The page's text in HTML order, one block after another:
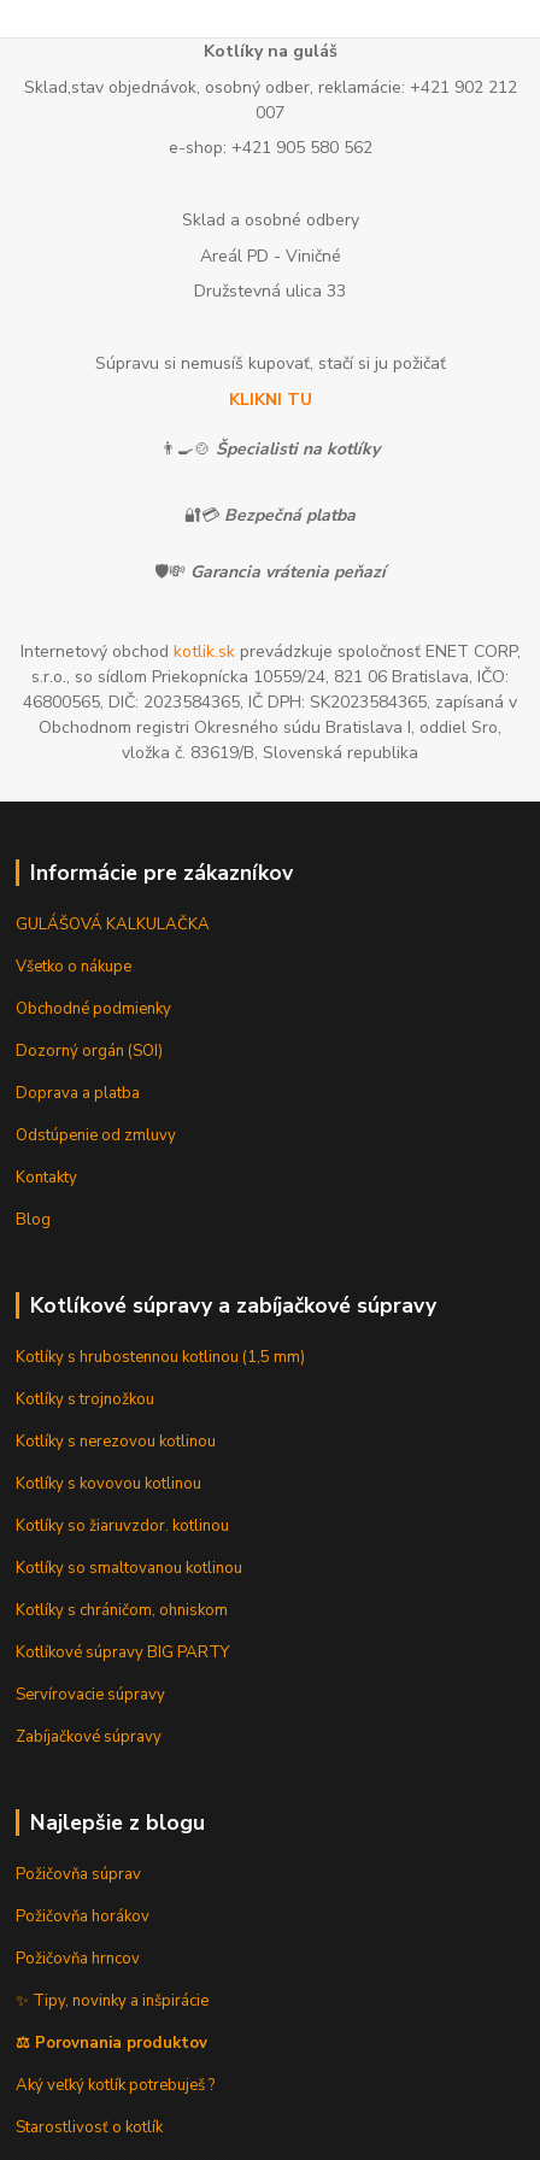
Kotlíky na guláš
Sklad,stav objednávok, osobný odber, reklamácie: +421 902 212
007
e-shop: +421 905 580 562
Sklad a osobné odbery
Areál PD - Viničné
Družstevná ulica 33
Súpravu si nemusíš kupovať, stačí si ju požičať
KLIKNI TU
👨‍🍳🍲 Špecialisti na kotlíky
🔐💳 Bezpečná platba
🛡️💸 Garancia vrátenia peňazí
Internetový obchod kotlik.skprevádzkuje spoločnosť ENET CORP,
s.r.o., so sídlom Priekopnícka 10559/24, 821 06 Bratislava, IČO:
46800565, DIČ: 2023584365, IČ DPH: SK2023584365, zapísaná v
Obchodnom registri Okresného súdu Bratislava I, oddiel Sro,
vložka č. 83619/B, Slovenská republika
Informácie pre zákazníkov
GULÁŠOVÁ KALKULAČKA
Všetko o nákupe
Obchodné podmienky
Dozorný orgán (SOI)
Doprava a platba
Odstúpenie od zmluvy
Kontakty
Blog
Kotlíkové súpravy a zabíjačkové súpravy
Kotlíky s hrubostennou kotlinou (1,5 mm)
Kotlíky s trojnožkou
Kotlíky s nerezovou kotlinou
Kotlíky s kovovou kotlinou
Kotlíky so žiaruvzdor. kotlinou
Kotlíky so smaltovanou kotlinou
Kotlíky s chráničom, ohniskom
Kotlíkové súpravy BIG PARTY
Servírovacie súpravy
Zabíjačkové súpravy
Najlepšie z blogu
Požičovňa súprav
Požičovňa horákov
Požičovňa hrncov
✨ Tipy, novinky a inšpirácie
⚖️ Porovnania produktov
Aký veľký kotlík potrebuješ ?
Starostlivosť o kotlík